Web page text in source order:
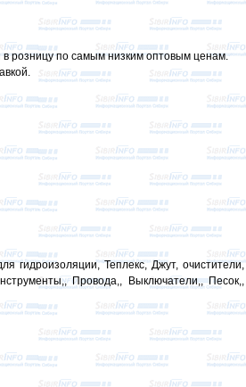
розницу по самым низким оптовым ценам.
гидроизоляции, Теплекс, Джут, очистители,
Провода,, Выключатели,, Песок,,